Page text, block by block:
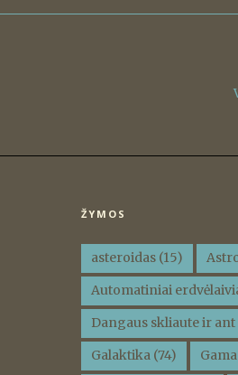
ŽYMOS
asteroidas(15)
Automatiniai
Dangaus skliaute ir ant
Galaktika(74) Gama